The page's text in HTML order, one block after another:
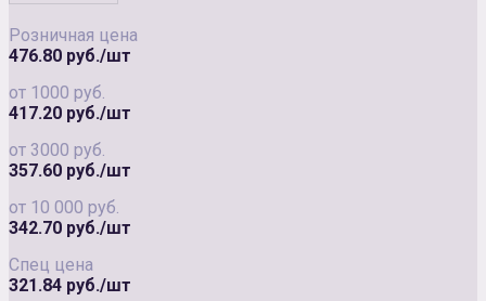
Розничная цена
476.80 руб./шт
от 1000 руб.
417.20 руб./шт
от 3000 руб.
357.60 руб./шт
от 10 000 руб.
342.70 руб./шт
Спец цена
321.84 руб./шт